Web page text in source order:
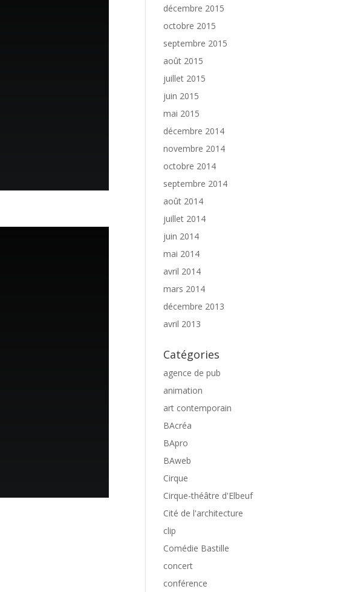
décembre 2015
octobre 2015
septembre 2015
août 2015
juillet 2015
juin 2015
mai 2015
décembre 2014
novembre 2014
octobre 2014
septembre 2014
août 2014
juillet 2014
juin 2014
mai 2014
avril 2014
mars 2014
décembre 2013
avril 2013
Catégories
agence de pub
animation
art contemporain
BAcréa
BApro
BAweb
Cirque
Cirque-théâtre d'Elbeuf
Cité de l'architecture
clip
Comédie Bastille
concert
conférence